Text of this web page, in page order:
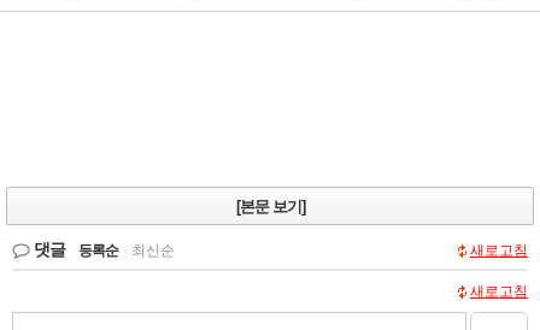
on/off
쓰
[본문 보기]
댓글 등록순 최신순 새로고침
새로고침